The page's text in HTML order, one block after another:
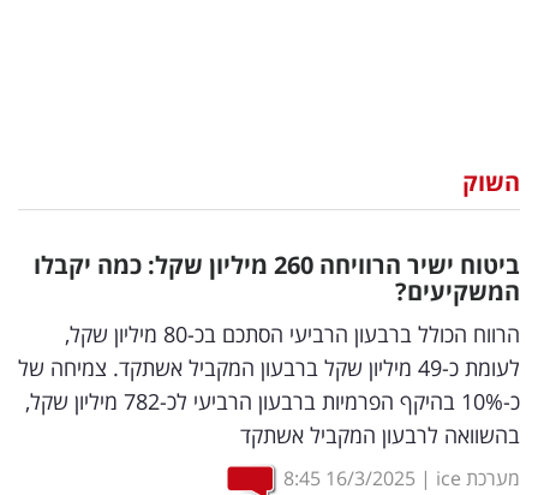
וצרכנות
דיגיטל
וטק
שיווק
ופרסום
משפט
השוק
ביטוח ישיר הרוויחה 260 מיליון שקל: כמה יקבלו
המשקיעים?
הרווח הכולל ברבעון הרביעי הסתכם בכ-80 מיליון שקל,
לעומת כ-49 מיליון שקל ברבעון המקביל אשתקד. צמיחה של
כ-10% בהיקף הפרמיות ברבעון הרביעי לכ-782 מיליון שקל,
בהשוואה לרבעון המקביל אשתקד
מערכת ice |
16/3/2025
8:45